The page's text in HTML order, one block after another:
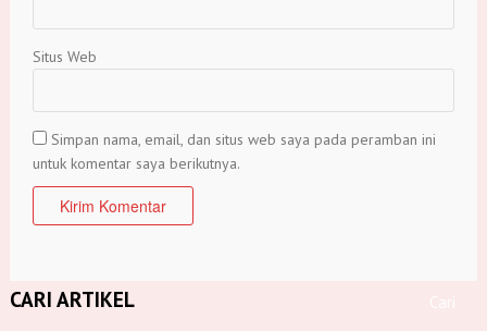
Situs Web
Simpan nama, email, dan situs web saya pada peramban ini
untuk komentar saya berikutnya.
CARI ARTIKEL